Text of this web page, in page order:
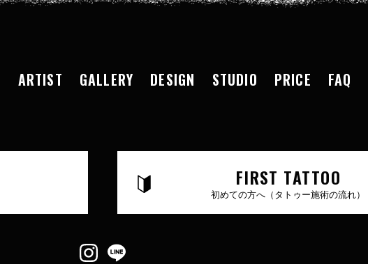
ARTIST GALLERY DESIGN STUDIO PRICE FAQ
FIRST TATTOO
初めての方へ（タトゥー施術の流れ）